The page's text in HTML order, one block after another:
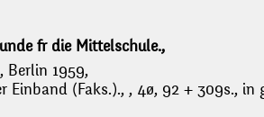
fr die Mittelschule.,
Berlin 1959,
Einband (Faks.)., , 4ø, 92 + 309s., in